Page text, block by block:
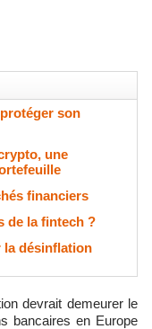
son
une
financiers
de la fintech ?
la désinflation
bancaires en Europe